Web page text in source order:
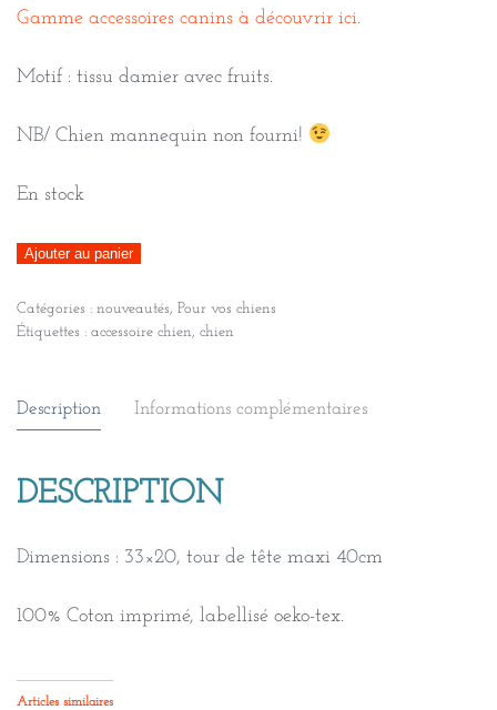
Gamme accessoires canins à découvrir ici.
Motif : tissu damier avec fruits.
NB/ Chien mannequin non fourni!
En stock
quantité
Snood
chien
fruits
Ajouter au panier
Catégories : nouveautés, Pour vos chiens
Étiquettes : accessoire chien, chien
Description Informations complémentaires
DESCRIPTION
Dimensions : 33×20, tour de tête maxi 40cm
100% Coton imprimé, labellisé oeko-tex.
Articles similaires